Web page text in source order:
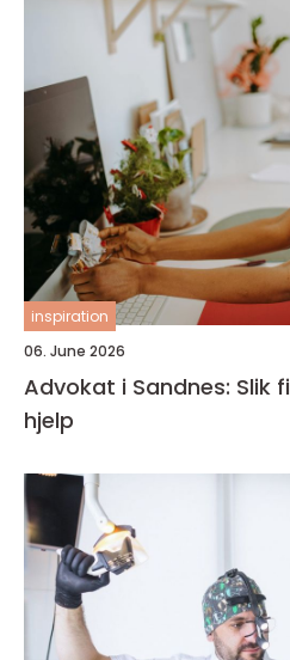
inspiration
06. June 2026
Advokat i Sandnes: Slik
hjelp